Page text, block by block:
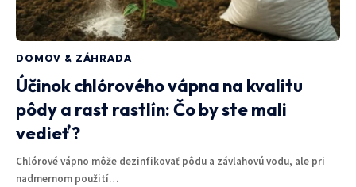
DOMOV & ZÁHRADA
Účinok chlórového vápna na kvalitu
pôdy a rast rastlín: Čo by ste mali
vedieť?
Chlórové vápno môže dezinfikovať pôdu a závlahovú vodu, ale pri
nadmernom použití…